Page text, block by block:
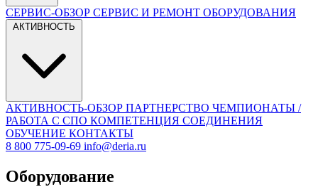
СЕРВИС-ОБЗОР СЕРВИС И РЕМОНТ ОБОРУДОВАНИЯ
АКТИВНОСТЬ
АКТИВНОСТЬ-ОБЗОР ПАРТНЕРСТВО ЧЕМПИОНАТЫ /
РАБОТА С СПО КОМПЕТЕНЦИЯ СОЕДИНЕНИЯ
ОБУЧЕНИЕ КОНТАКТЫ
8 800 775-09-69 info@deria.ru
Оборудование